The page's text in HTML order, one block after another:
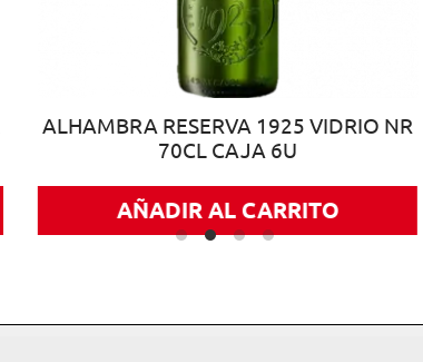
ALHAMBRA RESERVA 1925 VIDRIO NR
70CL CAJA 6U
AÑADIR AL CARRITO